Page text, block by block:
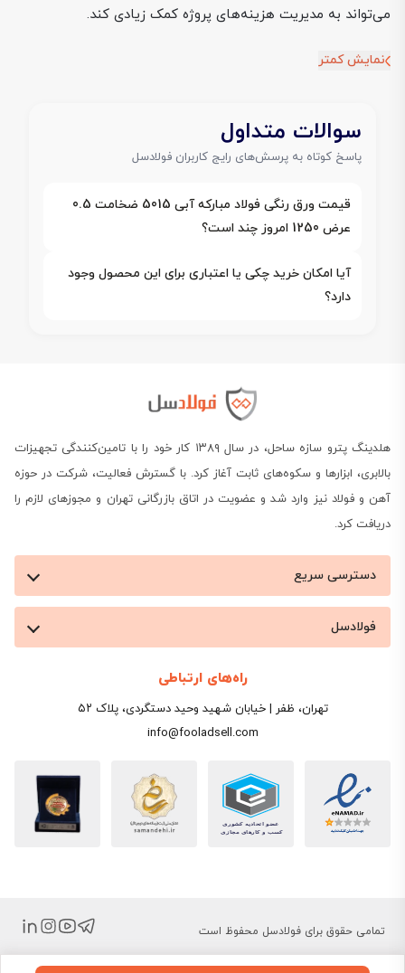
می‌تواند به مدیریت هزینه‌های پروژه کمک زیادی کند.
نمایش کمتر
سوالات متداول
پاسخ کوتاه به پرسش‌های رایج کاربران فولادسل
قیمت ورق رنگی فولاد مبارکه آبی 5015 ضخامت 0.5
عرض 1250 امروز چند است؟
آیا امکان خرید چکی یا اعتباری برای این محصول وجود
دارد؟
هلدینگ پترو سازه ساحل، در سال ۱۳۸۹ کار خود را با تامین‌کنندگی تجهیزات
بالابری، ابزارها و سکوه‌های ثابت آغاز کرد. با گسترش فعالیت، شرکت در حوزه
آهن و فولاد نیز وارد شد و عضویت در اتاق بازرگانی تهران و مجوزهای لازم را
دریافت کرد.
دسترسی سریع
فولادسل
راه‌های ارتباطی
تهران، ظفر | خیابان شهید وحید دستگردی، پلاک ۵۲
info@fooladsell.com
تمامی حقوق برای فولادسل محفوظ است